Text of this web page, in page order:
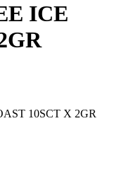
ICE
10SCT X 2GR